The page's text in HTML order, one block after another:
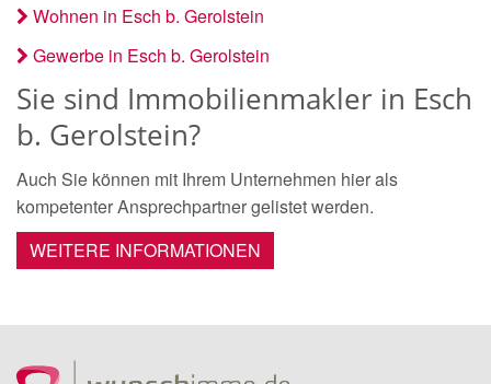
Wohnen in Esch b. Gerolstein
Gewerbe in Esch b. Gerolstein
Sie sind Immobilienmakler in Esch
b. Gerolstein?
Auch Sie können mit Ihrem Unternehmen hier als
kompetenter Ansprechpartner gelistet werden.
WEITERE INFORMATIONEN